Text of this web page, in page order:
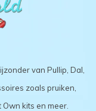
van Pullip, Dal,
zoals pruiken,
kits en meer.